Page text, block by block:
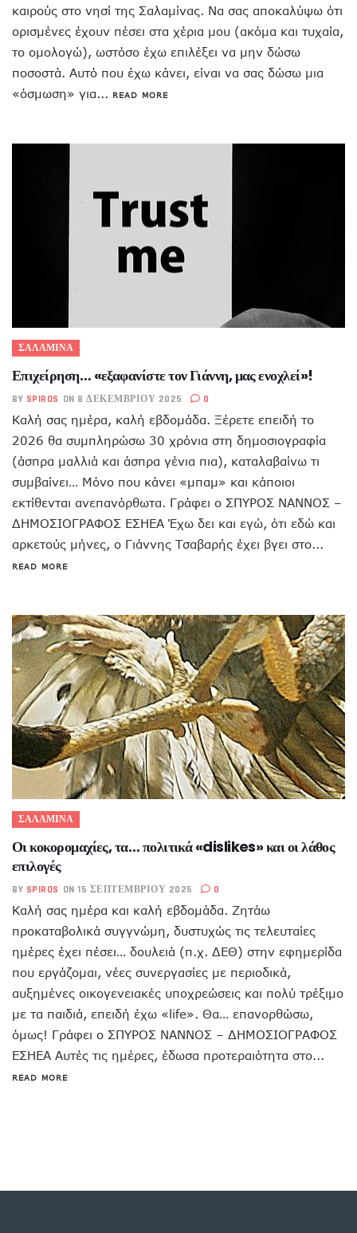
καιρούς στο νησί της Σαλαμίνας. Να σας αποκαλύψω ότι
ορισμένες έχουν πέσει στα χέρια μου (ακόμα και τυχαία,
το ομολογώ), ωστόσο έχω επιλέξει να μην δώσω
ποσοστά. Αυτό που έχω κάνει, είναι να σας δώσω μια
«όσμωση» για... READ MORE
ΣΑΛΑΜΙΝΑ
Επιχείρηση… «εξαφανίστε τον Γιάννη, μας ενοχλεί»!
BY SPIROS ON 8 ΔΕΚΕΜΒΡΊΟΥ 2025 0
Καλή σας ημέρα, καλή εβδομάδα. Ξέρετε επειδή το
2026 θα συμπληρώσω 30 χρόνια στη δημοσιογραφία
(άσπρα μαλλιά και άσπρα γένια πια), καταλαβαίνω τι
συμβαίνει… Μόνο που κάνει «μπαμ» και κάποιοι
εκτίθενται ανεπανόρθωτα. Γράφει ο ΣΠΥΡΟΣ ΝΑΝΝΟΣ –
ΔΗΜΟΣΙΟΓΡΑΦΟΣ ΕΣΗΕΑ Έχω δει και εγώ, ότι εδώ και
αρκετούς μήνες, ο Γιάννης Τσαβαρής έχει βγει στο...
READ MORE
ΣΑΛΑΜΙΝΑ
Οι κοκορομαχίες, τα… πολιτικά «dislikes» και οι λάθος
επιλογές
BY SPIROS ON 15 ΣΕΠΤΕΜΒΡΊΟΥ 2025 0
Καλή σας ημέρα και καλή εβδομάδα. Ζητάω
προκαταβολικά συγγνώμη, δυστυχώς τις τελευταίες
ημέρες έχει πέσει… δουλειά (π.χ. ΔΕΘ) στην εφημερίδα
που εργάζομαι, νέες συνεργασίες με περιοδικά,
αυξημένες οικογενειακές υποχρεώσεις και πολύ τρέξιμο
με τα παιδιά, επειδή έχω «life». Θα… επανορθώσω,
όμως! Γράφει ο ΣΠΥΡΟΣ ΝΑΝΝΟΣ – ΔΗΜΟΣΙΟΓΡΑΦΟΣ
ΕΣΗΕΑ Αυτές τις ημέρες, έδωσα προτεραιότητα στο...
READ MORE